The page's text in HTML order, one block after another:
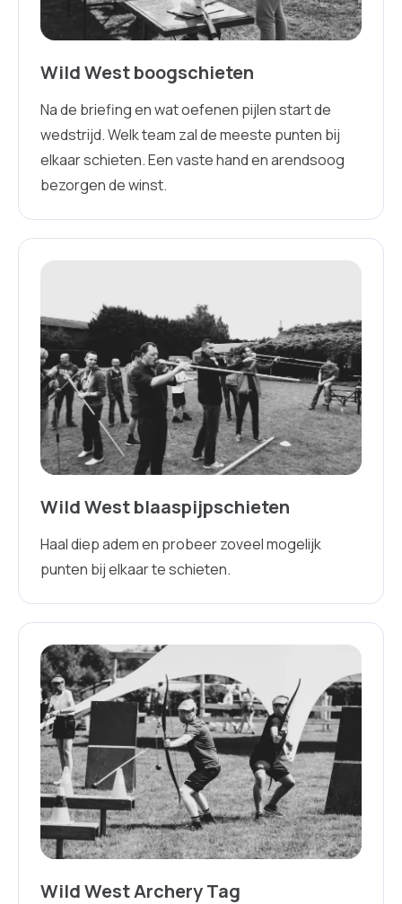
Wild West boogschieten
Na de briefing en wat oefenen pijlen start de
wedstrijd. Welk team zal de meeste punten bij
elkaar schieten. Een vaste hand en arendsoog
bezorgen de winst.
Wild West blaaspijpschieten
Haal diep adem en probeer zoveel mogelijk
punten bij elkaar te schieten.
Wild West Archery Tag